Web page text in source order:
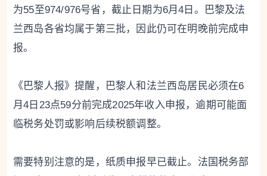
为55至974/976号省，截止日期为6月4日。巴黎及法
兰西岛各省均属于第三批，因此仍可在明晚前完成申
报。
《巴黎人报》提醒，巴黎人和法兰西岛居民必须在6
月4日23点59分前完成2025年收入申报，逾期可能面
临税务处罚或影响后续税额调整。
需要特别注意的是，纸质申报早已截止。法国税务部